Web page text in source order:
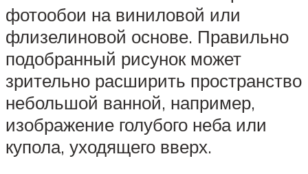
фотообои на виниловой или
флизелиновой основе. Правильно
подобранный рисунок может
зрительно расширить пространство
небольшой ванной, например,
изображение голубого неба или
купола, уходящего вверх.